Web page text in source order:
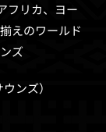
フリカ、ヨー
えのワールド
ズ
ンズ）